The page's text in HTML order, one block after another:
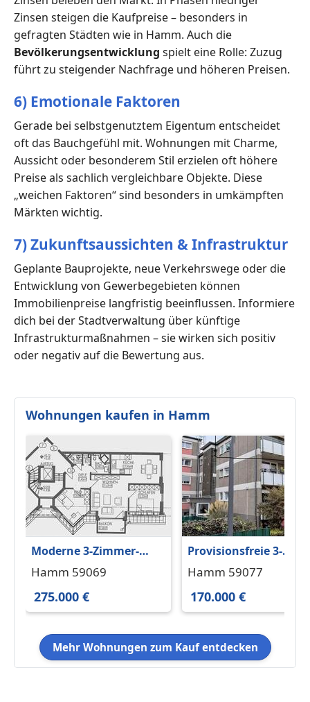
Zinsen steigen die Kaufpreise – besonders in
gefragten Städten wie in Hamm. Auch die
Bevölkerungsentwicklung spielt eine Rolle: Zuzug
führt zu steigender Nachfrage und höheren Preisen.
6) Emotionale Faktoren
Gerade bei selbstgenutztem Eigentum entscheidet
oft das Bauchgefühl mit. Wohnungen mit Charme,
Aussicht oder besonderem Stil erzielen oft höhere
Preise als sachlich vergleichbare Objekte. Diese
„weichen Faktoren“ sind besonders in umkämpften
Märkten wichtig.
7) Zukunftsaussichten & Infrastruktur
Geplante Bauprojekte, neue Verkehrswege oder die
Entwicklung von Gewerbegebieten können
Immobilienpreise langfristig beeinflussen. Informiere
dich bei der Stadtverwaltung über künftige
Infrastrukturmaßnahmen – sie wirken sich positiv
oder negativ auf die Bewertung aus.
Wohnungen kaufen in Hamm
Moderne 3-Zimmer-
Eigentumswohnung
Tiefgarage
Hamm 59069
275.000 €
Provisionsfreie 3-
Zimmer
mit Garage und EBK
Hamm 59077
170.000 €
Mehr Wohnungen zum Kauf entdecken